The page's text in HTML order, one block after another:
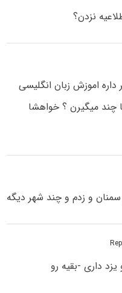
نزدن؟
کسی خبر داره اموزش زبان انگلیسی
چند میگیرن ؟ خواهشا
و سمنان و زدم و چند شهر دیگه
داری -بقیه رو